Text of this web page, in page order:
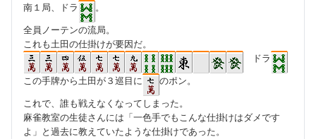
南１局、ドラ
。
全員ノーテンの流局。
これも土田の仕掛けが要因だ。
ドラ
この手牌から土田が３巡目に
のポン。
これで、誰も戦えなくなってしまった。
麻雀教室の生徒さんには「一色手でもこんな仕掛けはダメです
よ」と過去に教えていたような仕掛けであった。